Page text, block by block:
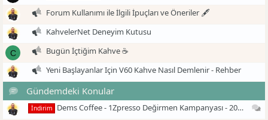
Forum Kullanımı ile İlgili İpuçları ve Öneriler 🖋️
KahvelerNet Deneyim Kutusu
C
Bugün İçtiğim Kahve ☕
Yeni Başlayanlar Için V60 Kahve Nasıl Demlenir - Rehber
Gündemdeki Konular
İndirim Dems Coffee - 1Zpresso Değirmen Kampanyası - 2026